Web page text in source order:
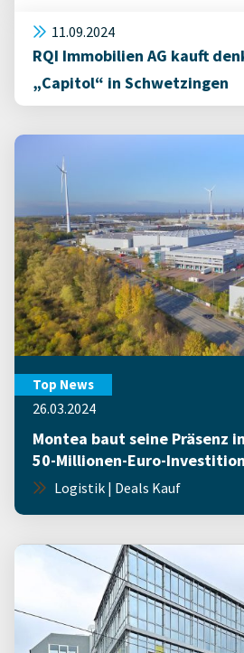
11.09.2024
RQI Immobilien AG kauft
„Capitol“ in Schwetzingen
Top News
26.03.2024
Montea baut seine Präsenz
50-Millionen-Euro-
Logistik | Deals Kauf